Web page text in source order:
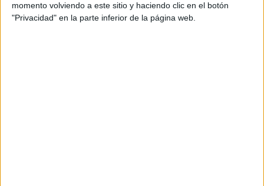
momento volviendo a este sitio y haciendo clic en el botón
"Privacidad" en la parte inferior de la página web.
Fotografía y contenido: Buenjavier